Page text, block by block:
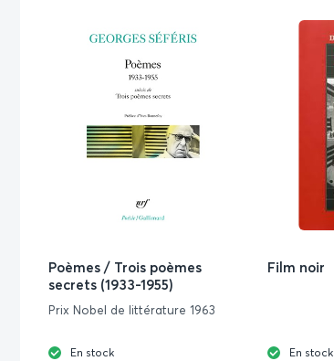
Poèmes / Trois poèmes
secrets (1933-1955)
Prix Nobel de littérature 1963
En stock
Film noir
En stock